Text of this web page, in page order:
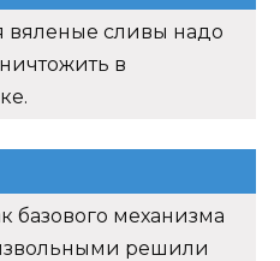
вяленые сливы надо
в
базового механизма
решили